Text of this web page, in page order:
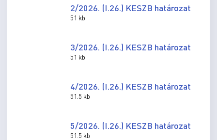
2/2026. (I.26.) KESZB határozat
51 kb
3/2026. (I.26.) KESZB határozat
51 kb
4/2026. (I.26.) KESZB határozat
51.5 kb
5/2026. (I.26.) KESZB határozat
51.5 kb